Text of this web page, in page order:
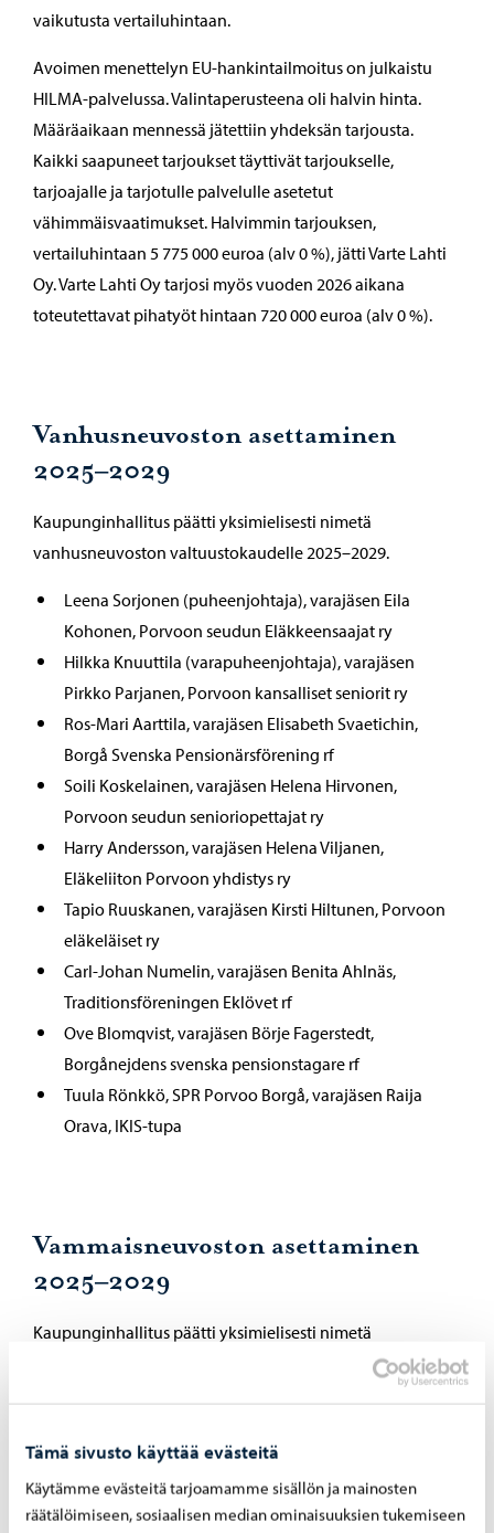
Tämä sivusto käyttää evästeitä
Käytämme evästeitä tarjoamamme sisällön ja mainosten
räätälöimiseen, sosiaalisen median ominaisuuksien tukemiseen
vaikutusta vertailuhintaan.
Avoimen menettelyn EU-hankintailmoitus on julkaistu
HILMA-palvelussa. Valintaperusteena oli halvin hinta.
Määräaikaan mennessä jätettiin yhdeksän tarjousta.
Kaikki saapuneet tarjoukset täyttivät tarjoukselle,
tarjoajalle ja tarjotulle palvelulle asetetut
vähimmäisvaatimukset. Halvimmin tarjouksen,
vertailuhintaan 5 775 000 euroa (alv 0 %), jätti Varte Lahti
Oy. Varte Lahti Oy tarjosi myös vuoden 2026 aikana
toteutettavat pihatyöt hintaan 720 000 euroa (alv 0 %).
Vanhusneuvoston asettaminen
2025–2029
Kaupunginhallitus päätti yksimielisesti nimetä
vanhusneuvoston valtuustokaudelle 2025–2029.
Leena Sorjonen (puheenjohtaja), varajäsen Eila
Kohonen, Porvoon seudun Eläkkeensaajat ry
Hilkka Knuuttila (varapuheenjohtaja), varajäsen
Pirkko Parjanen, Porvoon kansalliset seniorit ry
Ros-Mari Aarttila, varajäsen Elisabeth Svaetichin,
Borgå Svenska Pensionärsförening rf
Soili Koskelainen, varajäsen Helena Hirvonen,
Porvoon seudun senioriopettajat ry
Harry Andersson, varajäsen Helena Viljanen,
Eläkeliiton Porvoon yhdistys ry
Tapio Ruuskanen, varajäsen Kirsti Hiltunen, Porvoon
eläkeläiset ry
Carl-Johan Numelin, varajäsen Benita Ahlnäs,
Traditionsföreningen Eklövet rf
Ove Blomqvist, varajäsen Börje Fagerstedt,
Borgånejdens svenska pensionstagare rf
Tuula Rönkkö, SPR Porvoo Borgå, varajäsen Raija
Orava, IKIS-tupa
Vammaisneuvoston asettaminen
2025–2029
Kaupunginhallitus päätti yksimielisesti nimetä
vammaisneuvoston valtuustokaudelle 2025–2029.
Hanna Sundholm (puheenjohtaja), Helsingin ja
Uudenmaan näkövammaiset ry, varajäsen Maria
Maija Aatelo (varapuheenjohtaja), Neuro-Porvoo,